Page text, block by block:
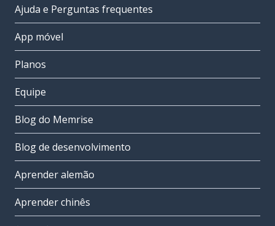
Ajuda e Perguntas frequentes
App móvel
Planos
Equipe
Blog do Memrise
Blog de desenvolvimento
Aprender alemão
Aprender chinês